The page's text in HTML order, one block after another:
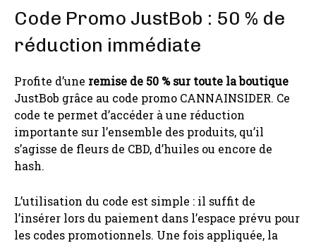
Code Promo JustBob : 50 % de
réduction immédiate
Profite d’une remise de 50 % sur toute la boutique
JustBob grâce au code promo CANNAINSIDER. Ce
code te permet d’accéder à une réduction
importante sur l’ensemble des produits, qu’il
s’agisse de fleurs de CBD, d’huiles ou encore de
hash.
L’utilisation du code est simple : il suffit de
l’insérer lors du paiement dans l’espace prévu pour
les codes promotionnels. Une fois appliquée, la